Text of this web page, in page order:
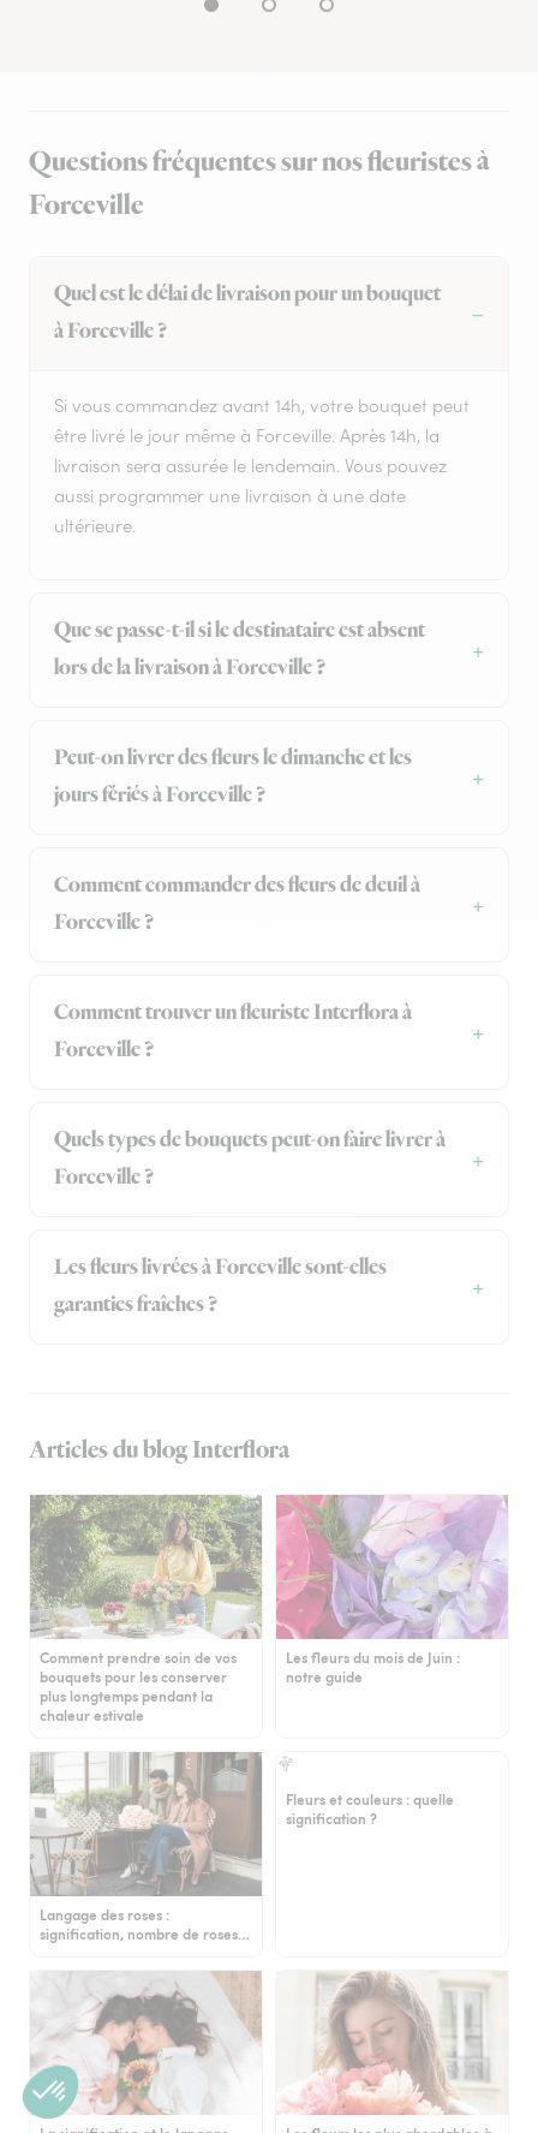
Questions fréquentes sur nos fleuristes à
Forceville
Quel est le délai de livraison pour un bouquet
à Forceville ?
Si vous commandez avant 14h, votre bouquet peut
être livré le jour même à Forceville. Après 14h, la
livraison sera assurée le lendemain. Vous pouvez
aussi programmer une livraison à une date
ultérieure.
Que se passe-t-il si le destinataire est absent
lors de la livraison à Forceville ?
Peut-on livrer des fleurs le dimanche et les
jours fériés à Forceville ?
Comment commander des fleurs de deuil à
Forceville ?
Comment trouver un fleuriste Interflora à
Forceville ?
Quels types de bouquets peut-on faire livrer à
Forceville ?
Les fleurs livrées à Forceville sont-elles
garanties fraîches ?
Articles du blog Interflora
Comment prendre soin de vos
bouquets pour les conserver
plus longtemps pendant la
chaleur estivale
Les fleurs du mois de Juin :
notre guide
Langage des roses :
signification, nombre de roses…
Fleurs et couleurs : quelle
signification ?